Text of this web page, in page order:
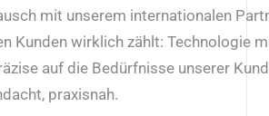
mit unserem internationalen
Kunden wirklich zählt: Technologie
auf die Bedürfnisse unserer
praxisnah.